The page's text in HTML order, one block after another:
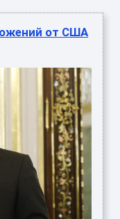
от США